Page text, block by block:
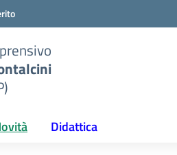
Didattica